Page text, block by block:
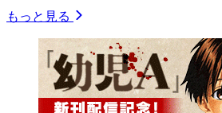
もっと見る